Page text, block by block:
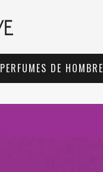
PERFUMES DE HOMBRE